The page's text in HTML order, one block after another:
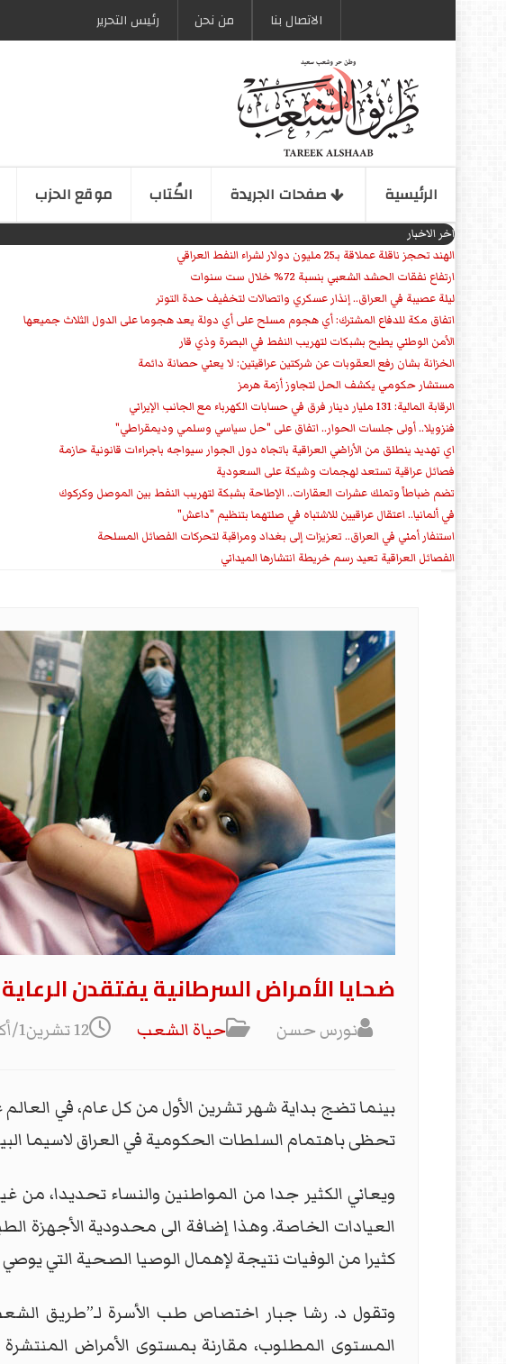
الاتصال بنا من نحن رئیس التحریر
الرئیسیة صفحات الجریدة الكُتاب موقع الحزب
اخر الاخبار
الهند تحجز ناقلة عملاقة بـ25 مليون دولار لشراء النفط العراقي
ارتفاع نفقات الحشد الشعبي بنسبة 72% خلال ست سنوات
ليلة عصيبة في العراق.. إنذار عسكري واتصالات لتخفيف حدة التوتر
‏اتفاق مكة للدفاع المشترك: أي هجوم مسلح على أي دولة يعد هجوما على الدول الثلاث جميعها
الأمن الوطني يطيح بشبكات لتهريب النفط في البصرة وذي قار
الخزانة بشان رفع العقوبات عن شركتين عراقيتين: لا يعني حصانة دائمة
مستشار حكومي يكشف الحل لتجاوز أزمة هرمز
الرقابة المالية: 131 مليار دينار فرق في حسابات الكهرباء مع الجانب الإيراني
فنزويلا.. أولى جلسات الحوار.. اتفاق على "حل سياسي وسلمي وديمقراطي"
اي تهديد ينطلق من الأراضي العراقية باتجاه دول الجوار سيواجه باجراءات قانونية حازمة
فصائل عراقية تستعد لهجمات وشيكة على السعودية
تضم ضباطاً وتملك عشرات العقارات.. الإطاحة بشبكة لتهريب النفط بين الموصل وكركوك
في ألمانيا.. اعتقال عراقيين للاشتباه في صلتهما بتنظيم "داعش"
استنفار أمني في العراق.. تعزيزات إلى بغداد ومراقبة لتحركات الفصائل المسلحة
الفصائل العراقية تعيد رسم خريطة انتشارها الميداني
ضحايا الأمراض السرطانية يفتقدن
نورس حسن حياة الشعب 12 تشرين1/أكتوبر 2023
بينما تضج بداية شهر تشرين الأول من كل عام، في
تحظى باهتمام السلطات الحكومية في العراق لاسيما
ويعاني الكثير جدا من المواطنين والنساء تحديدا، من
العيادات الخاصة. وهذا إضافة الى محدودية الأجهزة
كثيرا من الوفيات نتيجة لإهمال الوصيا الصحية التي يوصي
وتقول د. رشا جبار اختصاص طب الأسرة لـ”طريق
المستوى المطلوب، مقارنة بمستوى الأمراض المنتشرة